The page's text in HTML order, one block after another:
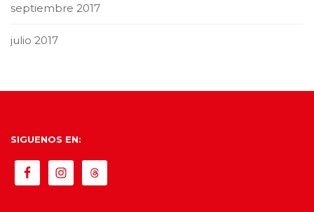
septiembre 2017
julio 2017
SIGUENOS EN: